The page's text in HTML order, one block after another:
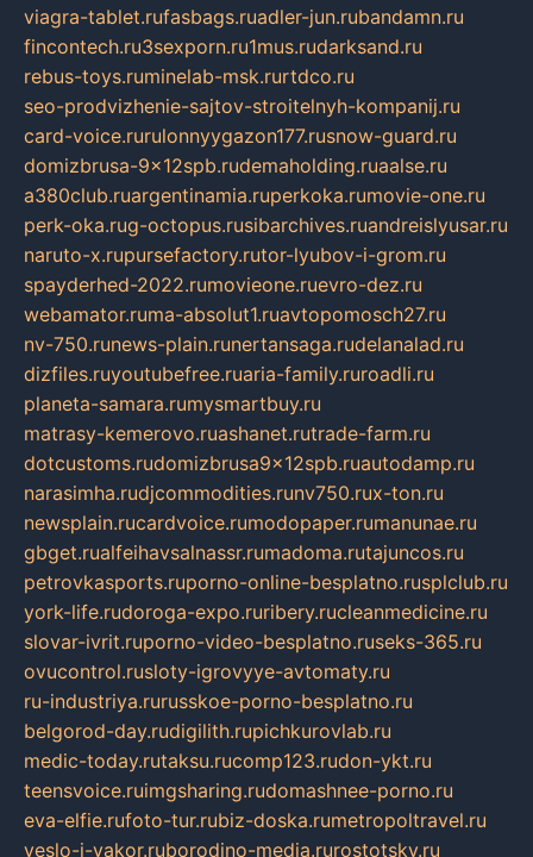
viagra-tablet.rufasbags.ruadler-jun.rubandamn.ru
fincontech.ru3sexporn.ru1mus.rudarksand.ru
rebus-toys.ruminelab-msk.rurtdco.ru
seo-prodvizhenie-sajtov-stroitelnyh-kompanij.ru
card-voice.rurulonnyygazon177.rusnow-guard.ru
domizbrusa-9x12spb.rudemaholding.ruaalse.ru
a380club.ruargentinamia.ruperkoka.rumovie-one.ru
perk-oka.rug-octopus.rusibarchives.ruandreislyusar.ru
naruto-x.rupursefactory.rutor-lyubov-i-grom.ru
spayderhed-2022.rumovieone.ruevro-dez.ru
webamator.ruma-absolut1.ruavtopomosch27.ru
nv-750.runews-plain.runertansaga.rudelanalad.ru
dizfiles.ruyoutubefree.ruaria-family.ruroadli.ru
planeta-samara.rumysmartbuy.ru
matrasy-kemerovo.ruashanet.rutrade-farm.ru
dotcustoms.rudomizbrusa9x12spb.ruautodamp.ru
narasimha.rudjcommodities.runv750.rux-ton.ru
newsplain.rucardvoice.rumodopaper.rumanunae.ru
gbget.rualfeihavsalnassr.rumadoma.rutajuncos.ru
petrovkasports.ruporno-online-besplatno.rusplclub.ru
york-life.rudoroga-expo.ruribery.rucleanmedicine.ru
slovar-ivrit.ruporno-video-besplatno.ruseks-365.ru
ovucontrol.rusloty-igrovyye-avtomaty.ru
ru-industriya.rurusskoe-porno-besplatno.ru
belgorod-day.rudigilith.rupichkurovlab.ru
medic-today.rutaksu.rucomp123.rudon-ykt.ru
teensvoice.ruimgsharing.rudomashnee-porno.ru
eva-elfie.rufoto-tur.rubiz-doska.rumetropoltravel.ru
veslo-i-yakor.ruborodino-media.rurostotsky.ru